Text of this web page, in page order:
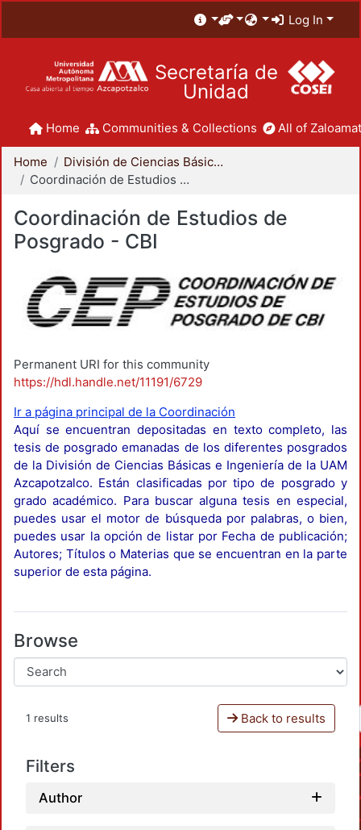
Log In
Secretaría de
Unidad
Home Communities & Collections All of
Home
División de Ciencias Básicas e Ingeniería
Coordinación de Estudios de Posgrado - CBI
Coordinación de Estudios de
Posgrado - CBI
Permanent URI for this community
https://hdl.handle.net/11191/6729
Ir a página principal de la Coordinación
Aquí se encuentran depositadas en texto completo, las
tesis de posgrado emanadas de los diferentes posgrados
de la División de Ciencias Básicas e Ingeniería de la UAM
Azcapotzalco. Están clasificadas por tipo de posgrado y
grado académico. Para buscar alguna tesis en especial,
puedes usar el motor de búsqueda por palabras, o bien,
puedes usar la opción de listar por Fecha de publicación;
Autores; Títulos o Materias que se encuentran en la parte
superior de esta página.
Browse
1 results Back to results
Filters
Author